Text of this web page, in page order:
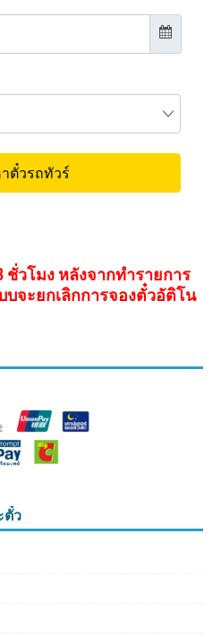
ชั่วโมง หลังจากทำรายการ
บจะยกเลิกการจองตั๋วอัติโน
ตั๋ว